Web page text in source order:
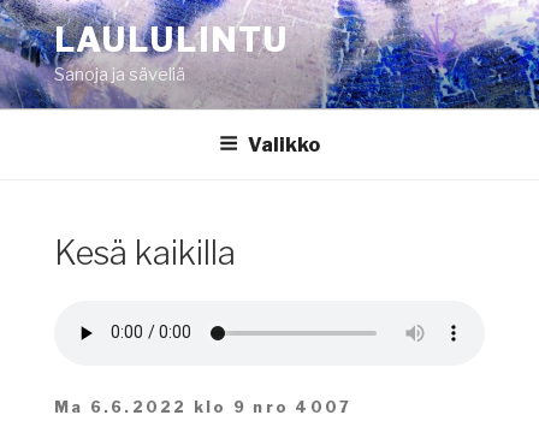
Siirry
sisältöönLAULULINTU
Sanoja ja säveliä
Valikko
Kesä kaikilla
Ma 6.6.2022 klo 9 nro 4007